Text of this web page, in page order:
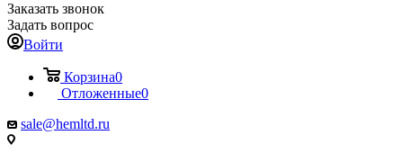
Заказать звонок
Задать вопрос
Войти
Корзина0
Отложенные0
sale@hemltd.ru